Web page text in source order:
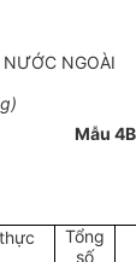
NGOÀI
Mẫu 4B
Tổng
số